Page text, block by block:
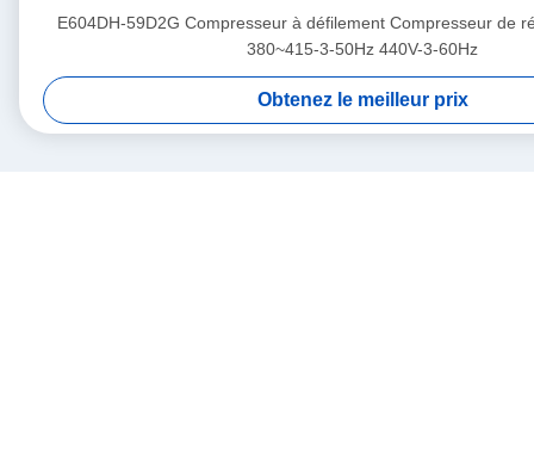
E604DH-59D2G Compresseur à défilement Compresseur de
380~415-3-50Hz 440V-3-60Hz
Obtenez le meilleur prix